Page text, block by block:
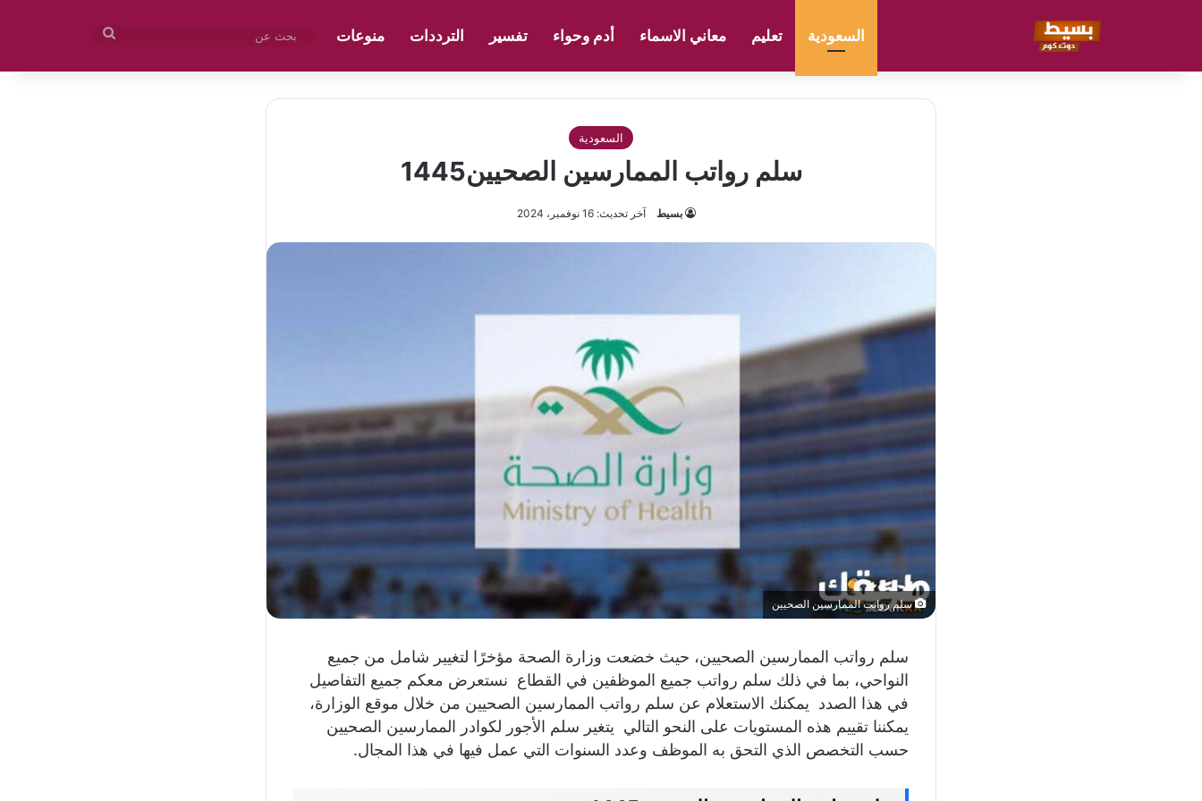
السعودية تعليم معاني الاسماء أدم وحواء تفسير الترددات منوعات
بحث
عن
السعودية
سلم رواتب الممارسين الصحيين1445
بسيط آخر تحديث: 16 نوفمبر، 2024
سلم رواتب الممارسين الصحيين
سلم رواتب الممارسين الصحيين، حيث خضعت وزارة الصحة مؤخرًا لتغيير شامل من جميع
النواحي، بما في ذلك سلم رواتب جميع الموظفين في القطاع نستعرض معكم جميع التفاصيل
في هذا الصدد يمكنك الاستعلام عن سلم رواتب الممارسين الصحيين من خلال موقع الوزارة،
يمكننا تقييم هذه المستويات على النحو التالي يتغير سلم الأجور لكوادر الممارسين الصحيين
حسب التخصص الذي التحق به الموظف وعدد السنوات التي عمل فيها في هذا المجال.